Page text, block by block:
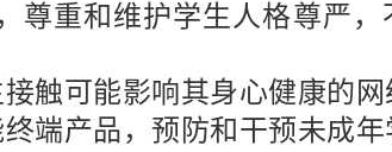
尊重和维护学生人格尊严，
触可能影响其身心健康的
端产品，预防和干预未成